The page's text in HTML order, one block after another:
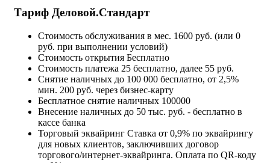
Тариф Деловой.Стандарт
Стоимость обслуживания в мес. 1600 руб. (или 0
руб. при выполнении условий)
Стоимость открытия Бесплатно
Стоимость платежа 25 бесплатно, далее 55 руб.
Снятие наличных до 100 000 бесплатно, от 2,5%
мин. 200 руб. через бизнес-карту
Бесплатное снятие наличных 100000
Внесение наличных до 50 тыс. руб. - бесплатно в
кассе банка
Торговый эквайринг Ставка от 0,9% по эквайрингу
для новых клиентов, заключивших договор
торгового/интернет-эквайринга. Оплата по QR-коду